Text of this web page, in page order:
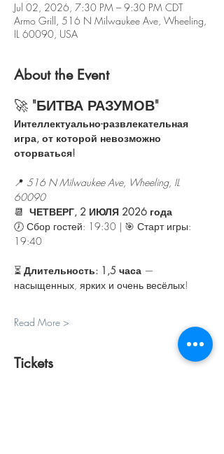
Jul 02, 2026, 7:30 PM – 9:30 PM CDT
Armo Grill, 516 N Milwaukee Ave, Wheeling,
IL 60090, USA
About the Event
🚀 "БИТВА РАЗУМОВ"
Интеллектуально-развлекательная
игра, от которой невозможно
оторваться!
📍 516 N Milwaukee Ave, Wheeling, IL
60090
📆 ЧЕТВЕРГ, 2 ИЮЛЯ 2026 года
🕖 Сбор гостей: 19:30 | 🎯 Старт игры:
19:40
⏳ Длительность: 1,5 часа —
насыщенных, ярких и очень весёлых!
Read More >
Tickets